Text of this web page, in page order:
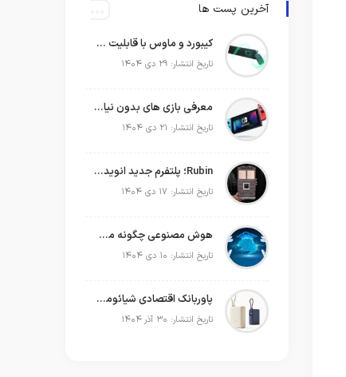
آخرین پست ها
کیبورد و ماوس با قابلیت شارژ با نور محیط
تاریخ انتشار: ۲۹ دی ۱۴۰۴
معرفی بازی های بدون نیاز به اینترنت
تاریخ انتشار: ۲۱ دی ۱۴۰۴
Rubin؛ پلتفرم جدید انویدیا برای سلطه بر نسل بعدی هوش مصنوعی
تاریخ انتشار: ۱۷ دی ۱۴۰۴
هوش مصنوعی چگونه می‌تواند به‌صورت عملی در برنامه‌ریزی سال جدید به ما کمک کند؟
تاریخ انتشار: ۱۰ دی ۱۴۰۴
پاوربانک اقتصادی شیائومی که حتی لپ‌تاپ شما را هم شارژ می‌کند!
تاریخ انتشار: ۳۰ آذر ۱۴۰۴